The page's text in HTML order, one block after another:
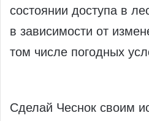
состоянии доступа в
в зависимости от
том числе погодных
Сделай Чеснок своим